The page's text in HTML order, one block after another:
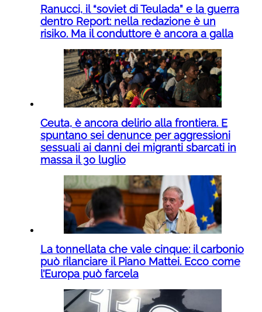
Ranucci, il “soviet di Teulada” e la guerra
dentro Report: nella redazione è un
risiko. Ma il conduttore è ancora a galla
Ceuta, è ancora delirio alla frontiera. E
spuntano sei denunce per aggressioni
sessuali ai danni dei migranti sbarcati in
massa il 30 luglio
La tonnellata che vale cinque: il carbonio
può rilanciare il Piano Mattei. Ecco come
l’Europa può farcela